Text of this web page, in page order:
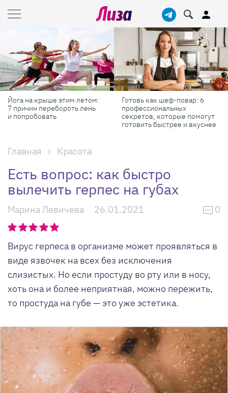
Готовь как шеф-повар: 6
профессиональных
секретов, которые помогут
Масштабные приключения:
самые красивые фестивали
России в августе
Главная Красота
Есть вопрос: как быстро
вылечить герпес на губах
Марина Левичева 26.01.2021 0
Вирус герпеса в организме может проявляться в
виде язвочек на всех без исключения
слизистых. Но если простуду во рту или в носу,
хоть она и более неприятная, можно пережить,
то простуда на губе — это уже эстетика.